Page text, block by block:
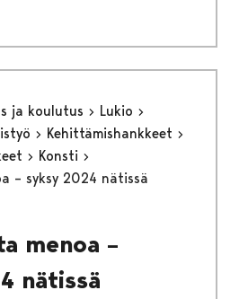
ja koulutus
Lukio
Kehittämishankkeet
Konsti
– syksy 2024 nätissä
menoa –
nätissä